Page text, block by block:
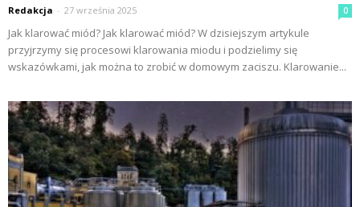
Redakcja - 27 września 2025 0
Jak klarować miód? Jak klarować miód? W dzisiejszym artykule
przyjrzymy się procesowi klarowania miodu i podzielimy się
wskazówkami, jak można to zrobić w domowym zaciszu. Klarowanie...